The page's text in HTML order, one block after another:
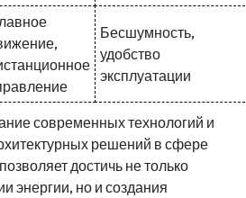
Бесшумность,
удобство
эксплуатации
современных технологий и
решений в сфере
достичь не только
энергии, но и создания